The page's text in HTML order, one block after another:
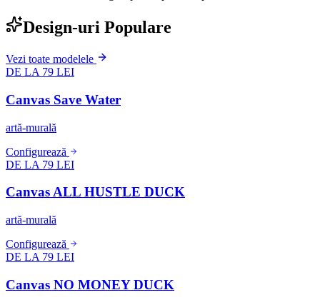
Design-uri Populare
Vezi toate modelele
DE LA 79 LEI
Canvas Save Water
artă-murală
Configurează
DE LA 79 LEI
Canvas ALL HUSTLE DUCK
artă-murală
Configurează
DE LA 79 LEI
Canvas NO MONEY DUCK